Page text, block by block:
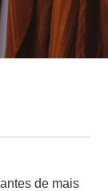
de mais